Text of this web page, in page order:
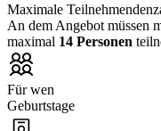
Maximale
An dem Angebot müssen
maximal 14 Personen
Für wen
Geburtstage